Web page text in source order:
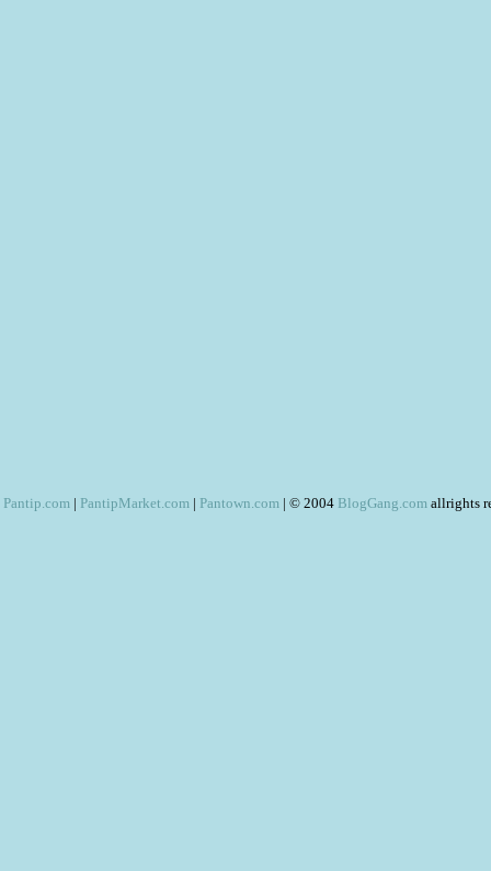
Pantip.com | PantipMarket.com | Pantown.com | © 2004 BlogGang.com allrights